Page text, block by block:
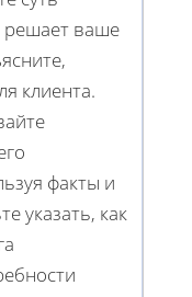
ваше
клиента.
факты и
указать, как